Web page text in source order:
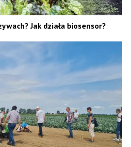
Jak działa biosensor?